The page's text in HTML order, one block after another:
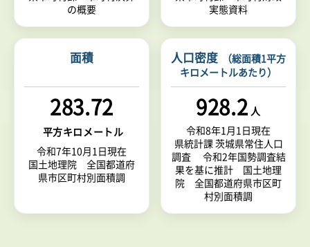
の概要
実態資料
面積
283.72
平方キロメートル
令和7年10月1日 現在
国土地理院 全国都道府
県市区町村別面積調
人口密度
（総面積1平方
キロメートルあたり）
928.2 人
令和8年1月1日 現在
県統計課 茨城県常住人口
調査 令和2年国勢調査結
果を基に推計 国土地理
院 全国都道府県市区町
村別面積調